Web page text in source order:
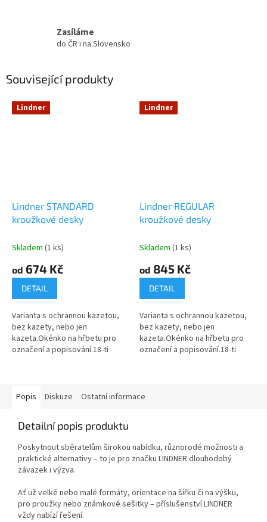
Zasíláme
do ČR i na Slovensko
Související produkty
Lindner
Lindner STANDARD
kroužkové desky
Skladem (1 ks)
od 674 Kč
DETAIL
Varianta s ochrannou kazetou,
bez kazety, nebo jen
kazeta.Okénko na hřbetu pro
označení a popisování.18-ti
Lindner
Lindner REGULAR
kroužkové desky
Skladem (1 ks)
od 845 Kč
DETAIL
Varianta s ochrannou kazetou,
bez kazety, nebo jen
kazeta.Okénko na hřbetu pro
označení a popisování.18-ti
Popis
Diskuze Ostatní informace
Detailní popis produktu
Poskytnout sběratelům širokou nabídku, různorodé možnosti a
praktické alternativy – to je pro značku LINDNER dlouhodobý
závazek i výzva.
Ať už velké nebo malé formáty, orientace na šířku či na výšku,
pro proužky nebo známkové sešitky – příslušenství LINDNER
vždy nabízí řešení.